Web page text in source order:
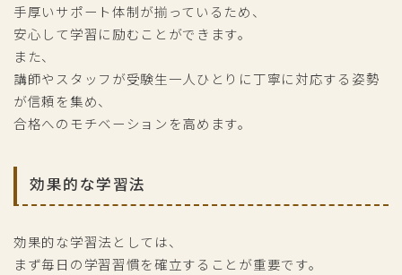
手厚いサポート体制が揃っているため、
安心して学習に励むことができます。
また、
講師やスタッフが受験生一人ひとりに丁寧に対応する姿勢
が信頼を集め、
合格へのモチベーションを高めます。
効果的な学習法
効果的な学習法としては、
まず毎日の学習習慣を確立することが重要です。